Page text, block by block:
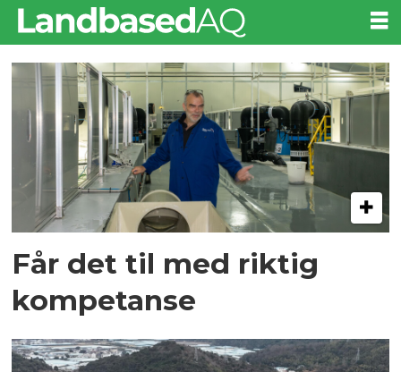
Tag:
kina
Får det til med riktig
kompetanse